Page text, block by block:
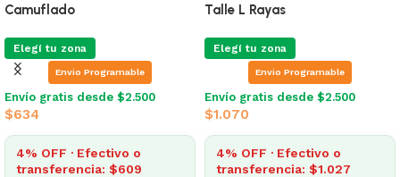
Camuflado
Elegí tu zona
Envio Programable
Envío gratis desde $2.500
$634
4% OFF · Efectivo o
transferencia: $609
Talle L Rayas
Elegí tu zona
Envio Programable
Envío gratis desde $2.500
$1.070
4% OFF · Efectivo o
transferencia: $1.027